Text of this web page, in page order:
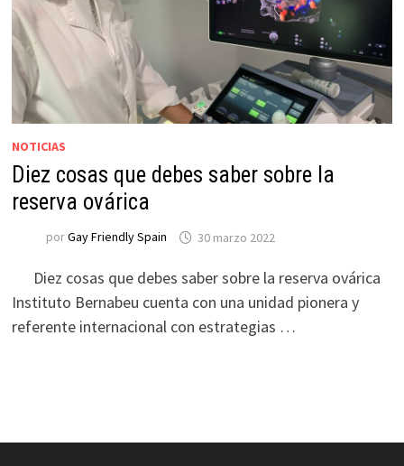
NOTICIAS
Diez cosas que debes saber sobre la
reserva ovárica
porGay Friendly Spain 30 marzo 2022
Diez cosas que debes saber sobre la reserva ovárica
Instituto Bernabeu cuenta con una unidad pionera y
referente internacional con estrategias …